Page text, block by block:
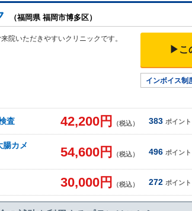
（福岡県 福岡市博多区）
院いただきやすいクリニックです。
▶こ
インボイス制
査 42,200円 （税込） 383 ポイント
腸カメ
54,600円 （税込） 496 ポイント
30,000円 （税込） 272 ポイント